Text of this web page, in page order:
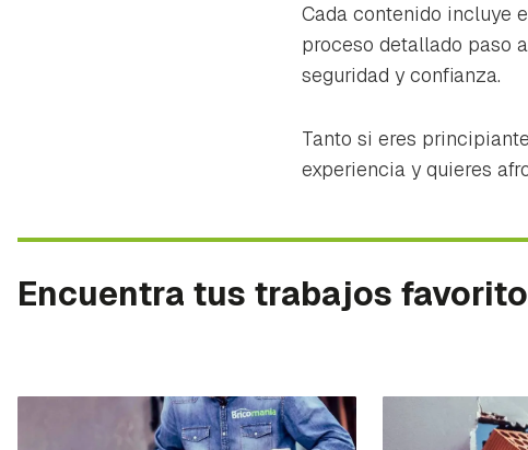
Cada contenido incluye
proceso detallado paso
seguridad y confianza.
Tanto si eres
experiencia y quieres
Encuentra tus trabajos